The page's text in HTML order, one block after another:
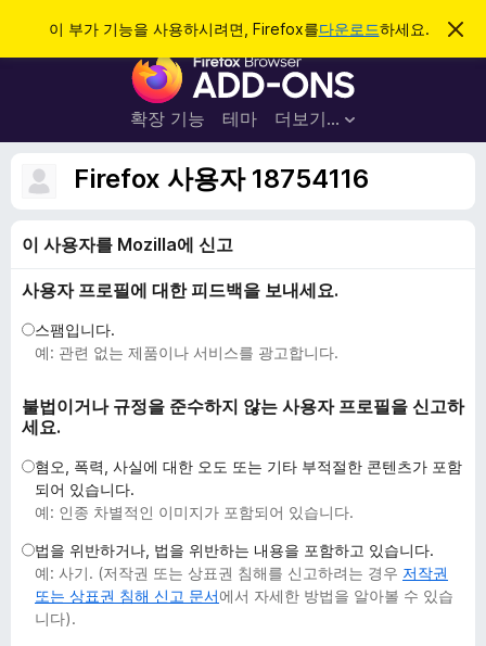
이 부가 기능을 사용하시려면, Firefox를다운로드하세요.
이
림
F
r
e
f
o
우
부
기
확장 기능 테마 더보기…
로그인
Firefox 사용자 18754116
이 사용자를 Mozilla에 신고
사용자 프로필에 대한 피드백을 보내세요.
스팸입니다.
예: 관련 없는 제품이나 서비스를 광고합니다.
불법이거나 규정을 준수하지 않는 사용자 프로필을 신고하
세요.
혐오, 폭력, 사실에 대한 오도 또는 기타 부적절한 콘텐츠가 포함
되어 있습니다.
예: 인종 차별적인 이미지가 포함되어 있습니다.
법을 위반하거나, 법을 위반하는 내용을 포함하고 있습니다.
예: 사기. (저작권 또는 상표권 침해를 신고하려는 경우 저작권
또는 상표권 침해 신고 문서에서 자세한 방법을 알아볼 수 있습
니다).